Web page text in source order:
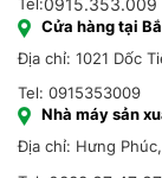
Tel:0915.353.009
Cửa hàng tại
Địa chỉ: 1021 Dốc
Tel: 0915353009
Nhà máy sản
Địa chỉ: Hưng